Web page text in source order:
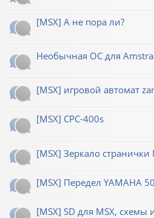
[MSX] А не пора ли?
Необычная ОС для
[MSX] игровой автомат
[MSX] CPC-400s
[MSX] Зеркало странички
[MSX] Передел YAMAHA
[MSX] SD для MSX,